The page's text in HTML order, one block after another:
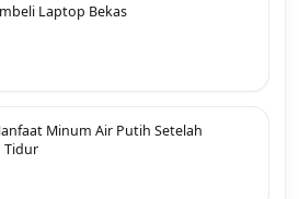
Laptop Bekas
Minum Air Putih Setelah
Tidur